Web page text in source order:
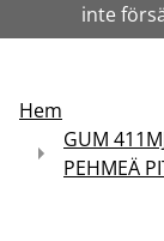
inte
Hem
GUM
PEHMEÄ